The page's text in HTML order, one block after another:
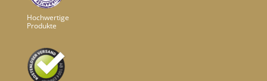
Hochwertige
Produkte